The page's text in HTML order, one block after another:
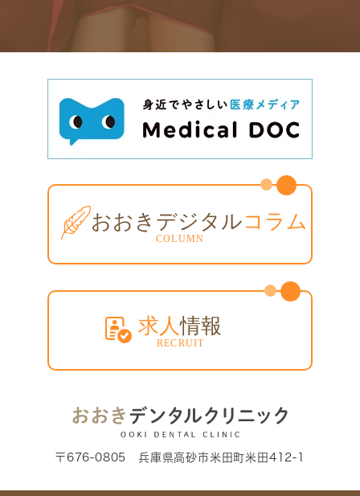
〒676-0805 兵庫県高砂市米田町米田412-1